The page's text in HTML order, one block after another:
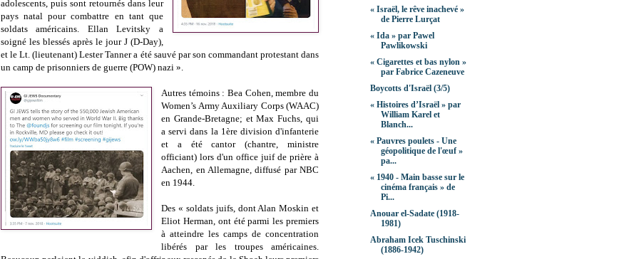
adolescents, puis sont retournés dans leur
pays natal pour combattre en tant que
soldats américains. Ellan Levitsky a
soigné les blessés après le jour J (D-Day),
et le Lt. (lieutenant) Lester Tanner a été sauvé par son commandant protestant dans
un camp de prisonniers de guerre (POW) nazi ».
Autres témoins : Bea Cohen, membre du
Women’s Army Auxiliary Corps (WAAC)
en Grande-Bretagne; et Max Fuchs, qui
a servi dans la 1ère division d'infanterie
et a été cantor (chantre, ministre
officiant) lors d'un office juif de prière à
Aachen, en Allemagne, diffusé par NBC
en 1944.
Des « soldats juifs, dont Alan Moskin et
Eliot Herman, ont été parmi les premiers
à atteindre les camps de concentration
libérés par les troupes américaines.
« Israël, le rêve inachevé »
de Pierre Lurçat
« Ida » par Pawel
Pawlikowski
« Cigarettes et bas nylon »
par Fabrice Cazeneuve
Boycotts d'Israël (3/5)
« Histoires d’Israël » par
William Karel et
Blanch...
« Pauvres poulets - Une
géopolitique de l'œuf »
pa...
« 1940 - Main basse sur le
cinéma français » de
Pi...
Anouar el-Sadate (1918-
1981)
Abraham Icek Tuschinski
(1886-1942)